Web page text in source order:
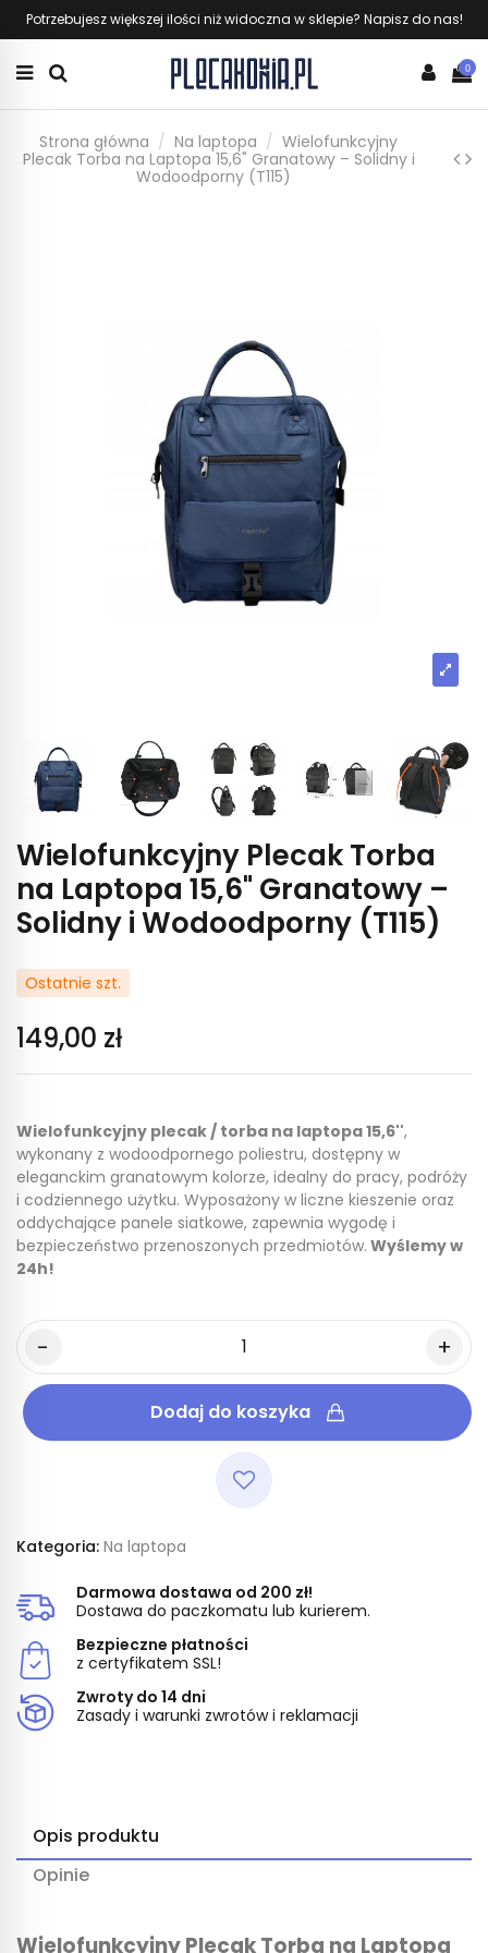
Potrzebujesz większej ilości niż widoczna w sklepie? Napisz do nas!
0
Strona główna Na laptopa
Wielofunkcyjny
Plecak Torba na Laptopa 15,6" Granatowy – Solidny i
Wodoodporny (T115)
Wielofunkcyjny Plecak Torba
na Laptopa 15,6" Granatowy –
Solidny i Wodoodporny (T115)
Ostatnie szt.
149,00 zł
Wielofunkcyjny plecak / torba na laptopa 15,6'',
wykonany z wodoodpornego poliestru, dostępny w
eleganckim granatowym kolorze, idealny do pracy, podróży
i codziennego użytku. Wyposażony w liczne kieszenie oraz
oddychające panele siatkowe, zapewnia wygodę i
bezpieczeństwo przenoszonych przedmiotów. Wyślemy w
24h!
Dodaj do koszyka
Kategoria: Na laptopa
Darmowa dostawa od 200 zł!
Dostawa do paczkomatu lub kurierem.
Bezpieczne płatności
z certyfikatem SSL!
Zwroty do 14 dni
Zasady i warunki zwrotów i reklamacji
Opis produktu
Opinie
Wielofunkcyjny Plecak Torba na Laptopa